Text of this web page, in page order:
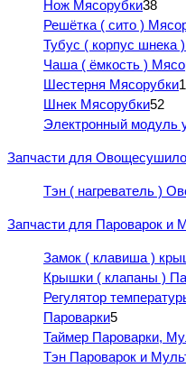
Нож Мясорубки38
Решётка ( сито )
Тубус ( корпус шнека
Чаша ( ёмкость )
Шестерня Мясорубки
Шнек Мясорубки52
Электронный модуль
Запчасти для
Тэн ( нагреватель )
Запчасти для Пароварок и
Замок ( клавиша )
Крышки ( клапаны )
Регулятор
Пароварки5
Таймер Пароварки,
Тэн Пароварок и